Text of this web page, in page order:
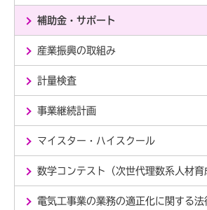
補助金・サポート
産業振興の取組み
計量検査
事業継続計画
マイスター・ハイスクール
数学コンテスト（次世代理数系人材育
電気工事業の業務の適正化に関する法